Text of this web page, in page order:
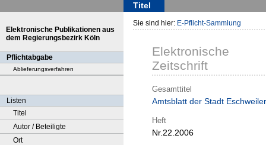
Titel
Elektronische Publikationen aus
dem Regierungsbezirk Köln
Pflichtabgabe
Ablieferungsverfahren
Listen
Titel
Autor / Beteiligte
Ort
Sie sind hier: E-Pflicht-Sammlung
Elektronische
Zeitschrift
Gesamttitel
Amtsblatt der Stadt Eschweiler
Heft
Nr.22.2006